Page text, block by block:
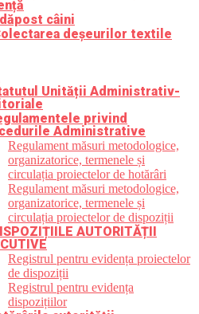
câini
deșeurilor textile
Unității Administrativ-
privind
Administrative
Regulament măsuri metodologice,
organizatorice, termenele și
circulația proiectelor de hotărâri
Regulament măsuri metodologice,
organizatorice, termenele și
circulația proiectelor de dispoziții
AUTORITĂȚII
Registrul pentru evidența proiectelor
de dispoziții
Registrul pentru evidența
dispozițiilor